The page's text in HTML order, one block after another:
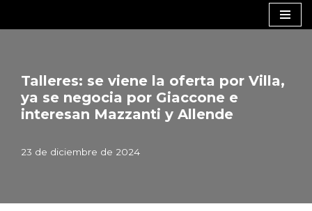
Talleres: se viene la oferta por Villa,
ya se negocia por Giaccone e
interesan Mazzanti y Allende
23 de diciembre de 2024